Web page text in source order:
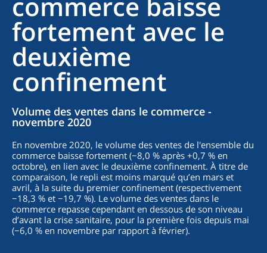
fortement avec le
deuxième
confinement
Volume des ventes dans le commerce -
novembre 2020
En novembre 2020, le volume des ventes de l'ensemble du
commerce baisse fortement (−8,0 % après +0,7 % en
octobre), en lien avec le deuxième confinement. À titre de
comparaison, le repli est moins marqué qu’en mars et
avril, à la suite du premier confinement (respectivement
−18,3 % et −19,7 %). Le volume des ventes dans le
commerce repasse cependant en dessous de son niveau
d’avant la crise sanitaire, pour la première fois depuis mai
(−6,0 % en novembre par rapport à février).